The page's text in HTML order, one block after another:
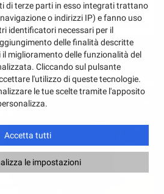
di terze parti in esso integrati trattano
o indirizzi IP) e fanno uso
identificatori necessari per il
delle finalità descritte
il miglioramento delle funzionalità del
Cliccando sul pulsante
l'utilizzo di queste tecnologie.
le tue scelte tramite l'apposito
Accetta tutti
le impostazioni